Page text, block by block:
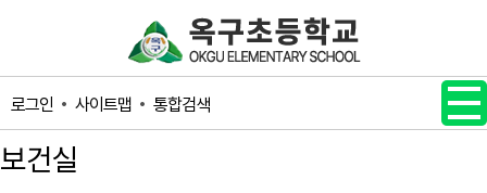
로그인 사이트맵 통합검색
보건실